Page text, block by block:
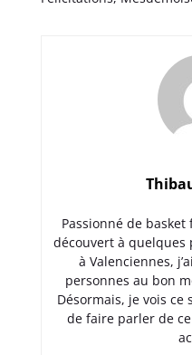
Passionné de
découvert à quelques
à Valenciennes,
personnes au bon
Désormais, je vois ce
de faire parler de